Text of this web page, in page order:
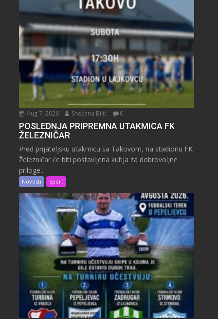
Aug 7, 2026 Snežana Bilić 0
POSLEDNJA PRIPREMNA UTAKMICA FK
ŽELEZNIČAR
Pred prijateljsku utakmicu sa Takovom, na stadionu FK
Železničar će biti postavljena kutija za dobrovoljne
priloge...
Novosti Sport